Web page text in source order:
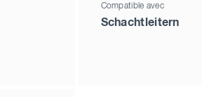
Compatible avec
Schachtleitern